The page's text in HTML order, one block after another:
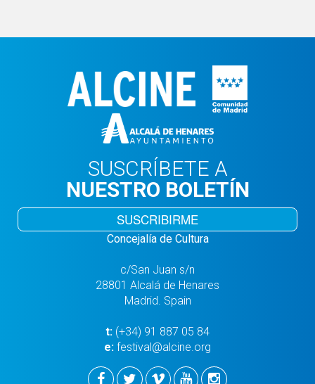
SUSCRÍBETE A
NUESTRO BOLETÍN
SUSCRIBIRME
Concejalía de Cultura
c/San Juan s/n
28801 Alcalá de Henares
Madrid. Spain
t: (+34) 91 887 05 84
e: festival@alcine.org